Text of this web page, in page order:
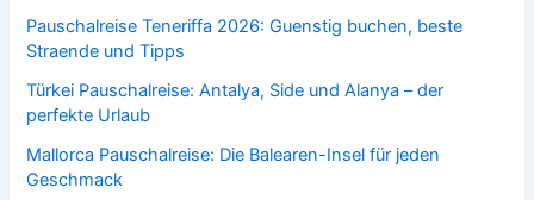
Pauschalreise Teneriffa 2026: Guenstig buchen, beste
Straende und Tipps
Türkei Pauschalreise: Antalya, Side und Alanya – der
perfekte Urlaub
Mallorca Pauschalreise: Die Balearen-Insel für jeden
Geschmack